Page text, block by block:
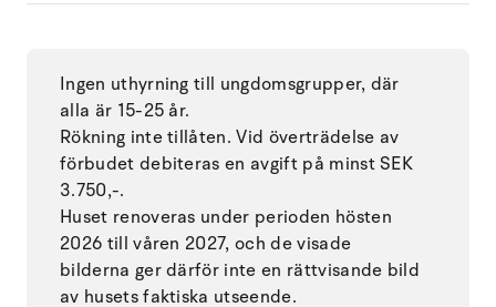
Ingen uthyrning till ungdomsgrupper, där
alla är 15-25 år.
Rökning inte tillåten. Vid överträdelse av
förbudet debiteras en avgift på minst SEK
3.750,-.
Huset renoveras under perioden hösten
2026 till våren 2027, och de visade
bilderna ger därför inte en rättvisande bild
av husets faktiska utseende.